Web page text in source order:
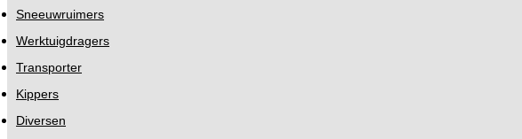
Sneeuwruimers
Werktuigdragers
Transporter
Kippers
Diversen